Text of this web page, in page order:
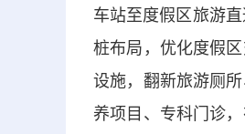
车站至度假区旅游
桩布局，优化度假
设施，翻新旅游厕
养项目、专科门诊